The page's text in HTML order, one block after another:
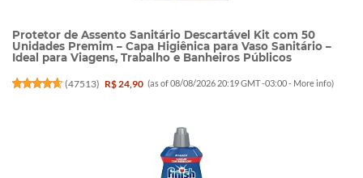
Protetor de Assento Sanitário Descartável Kit com 50
Unidades Premim – Capa Higiênica para Vaso Sanitário –
Ideal para Viagens, Trabalho e Banheiros Públicos
(47513) R$ 24,90 (as of 08/08/2026 20:19 GMT -03:00 - More info)